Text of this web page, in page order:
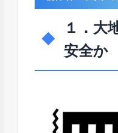
１．大
安全か